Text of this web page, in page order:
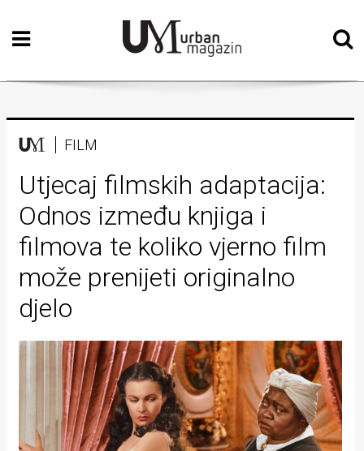
Početna
Vizualne
Teatar
Književnost
Muzika
Film
Intervju
Kolumne
Kultura
Lifestyle
Beauty
Fashion
FILM
Utjecaj filmskih adaptacija:
Odnos između knjiga i
filmova te koliko vjerno film
može prenijeti originalno
djelo